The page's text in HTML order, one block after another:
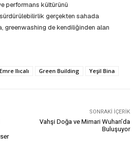
performans kültürünü
gerçekten sahada
greenwashing de kendiliğinden alan
Emre Ilıcalı Green Building Yeşil Bina
SONRAKI İÇERIK
Vahşi Doğa ve Mimari Wuhan’da
Buluşuyor